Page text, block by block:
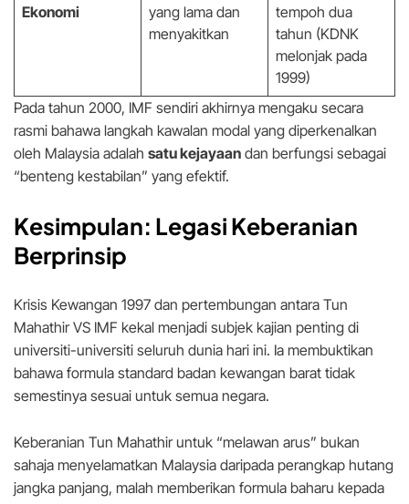
Ekonomi
yang lama dan
menyakitkan
tempoh dua
tahun (KDNK
melonjak pada
1999)
Pada tahun 2000, IMF sendiri akhirnya mengaku secara
rasmi bahawa langkah kawalan modal yang diperkenalkan
oleh Malaysia adalah satu kejayaan dan berfungsi sebagai
“benteng kestabilan” yang efektif.
Kesimpulan: Legasi Keberanian
Berprinsip
Krisis Kewangan 1997 dan pertembungan antara Tun
Mahathir VS IMF kekal menjadi subjek kajian penting di
universiti-universiti seluruh dunia hari ini. Ia membuktikan
bahawa formula standard badan kewangan barat tidak
semestinya sesuai untuk semua negara.
Keberanian Tun Mahathir untuk “melawan arus” bukan
sahaja menyelamatkan Malaysia daripada perangkap hutang
jangka panjang, malah memberikan formula baharu kepada